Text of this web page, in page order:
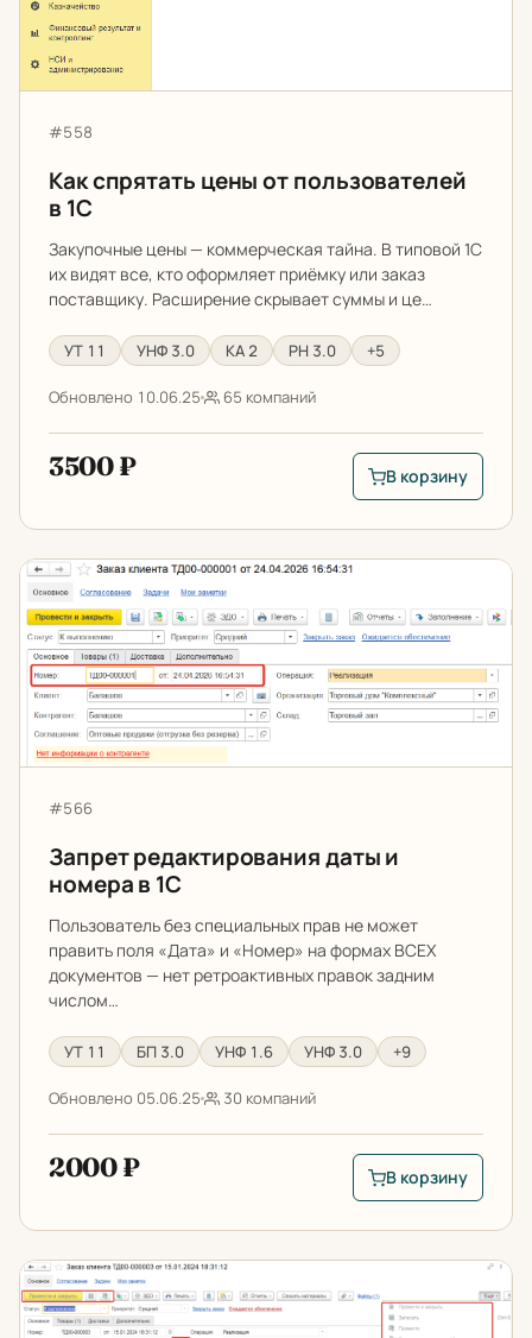
Артикул:
#558
Как спрятать цены от пользователей
в 1С
Закупочные цены — коммерческая тайна. В типовой 1С
их видят все, кто оформляет приёмку или заказ
поставщику. Расширение скрывает суммы и це…
УТ 11 УНФ 3.0 КА 2 РН 3.0 +5
Обновлено 10.06.25 65 компаний
3500 ₽
В корзину: Как
В корзину
Запрет редактирования даты и номера в 1С
Артикул:
#566
Запрет редактирования даты и
номера в 1С
Пользователь без специальных прав не может
править поля «Дата» и «Номер» на формах ВСЕХ
документов — нет ретроактивных правок задним
числом…
УТ 11 БП 3.0 УНФ 1.6 УНФ 3.0 +9
Обновлено 05.06.25 30 компаний
2000 ₽
В корзину: Запрет
В корзину
Запрет повторного проведения документов